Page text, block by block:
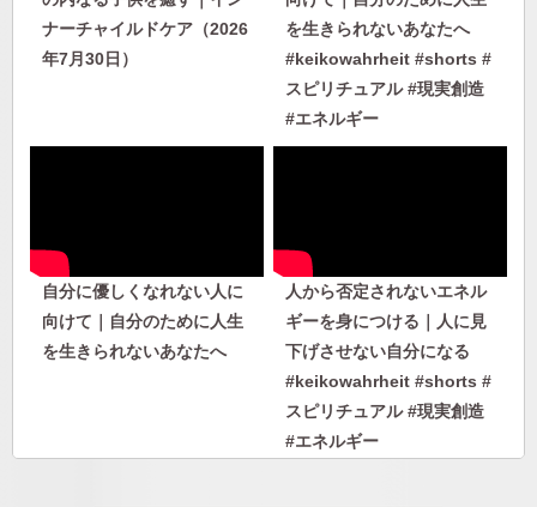
ナーチャイルドケア（2026
年7月30日）
を生きられないあなたへ
#keikowahrheit #shorts #
スピリチュアル #現実創造
#エネルギー
自分に優しくなれない人に
向けて｜自分のために人生
を生きられないあなたへ
人から否定されないエネル
ギーを身につける｜人に見
下げさせない自分になる
#keikowahrheit #shorts #
スピリチュアル #現実創造
#エネルギー